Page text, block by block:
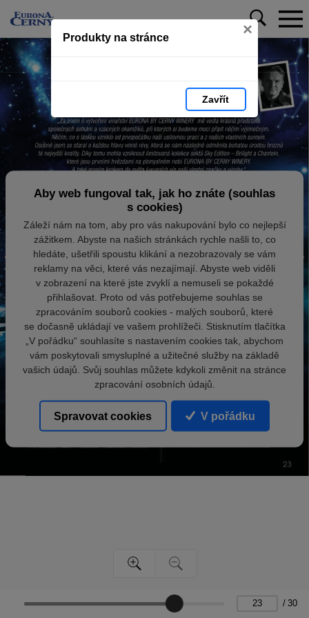
Produkty na stránce ×
Zavřít
/ 30
Aby web fungoval tak, jak ho znáte (souhlas
s cookies)
Záleží nám na tom, aby pro vás nakupování bylo co nejlepší
zážitkem. Abyste na našich stránkách rychle našli to, co
hledáte, ušetřili spoustu klikání a nezobrazovaly se vám
reklamy na věci, které vás nezajímají. Abyste web viděli
v zobrazení na které jste zvyklí a nemuseli se pokaždé
přihlašovat. Proto od vás potřebujeme souhlas se
zpracováním souborů cookies - malých souborů, které
se dočasně ukládají ve vašem prohlížeči. Stisknutím tlačítka
„V pořádku“ souhlasíte s nastavením cookies tak, abychom
vám poskytovali smysluplné a užitečné služby na základě
vašich údajů. Svůj souhlas můžete kdykoli změnit na stránce
zpracování osobních údajů.
Spravovat cookies V pořádku